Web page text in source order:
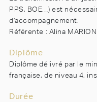
PPS, BOE…) est
d’accompagnement.
Référente : Alina
Diplôme
Diplôme délivré par le
française, de niveau 4,
Durée